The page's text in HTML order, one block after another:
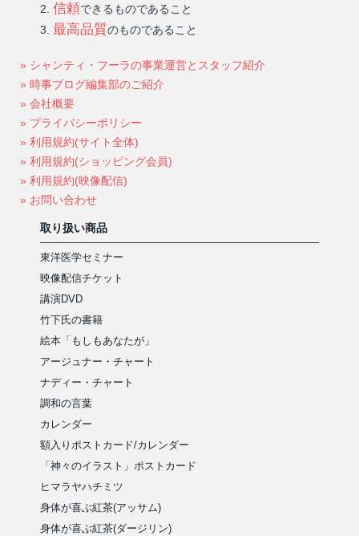
信頼できるものであること
最高品質のものであること
» シャンティ・フーラの事業運営とスタッフ紹介
» 時事ブログ編集部のご紹介
» 会社概要
» プライバシーポリシー
» 利用規約(サイト全体)
» 利用規約(ショッピング会員)
» 利用規約(映像配信)
» お問い合わせ
取り扱い商品
東洋医学セミナー
映像配信チケット
講演DVD
竹下氏の書籍
絵本「もしもあなたが」
アージュナー・チャート
ナディー・チャート
調和の言葉
カレンダー
額入りポストカード/カレンダー
「神々のイラスト」ポストカード
ヒマラヤハチミツ
身体が喜ぶ紅茶(アッサム)
身体が喜ぶ紅茶(ダージリン)